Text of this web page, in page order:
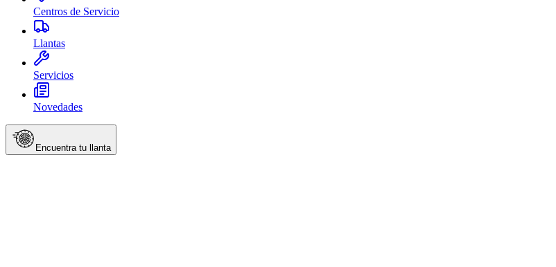
Centros de Servicio
Llantas
Servicios
Novedades
Encuentra tu llanta